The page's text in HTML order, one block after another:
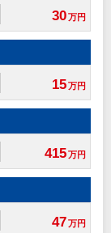
30万円
15万円
415万円
47万円